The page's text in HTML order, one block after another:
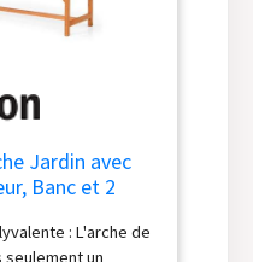
Jardin avec
Banc et 2
Raisins,2
: L'arche de
un